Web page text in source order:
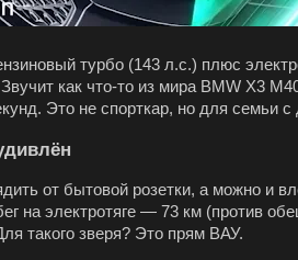
турбо (143 л.с.) плюс
как что-то из мира BMW X3
Это не спорткар, но для семьи
от бытовой розетки, а можно и
на электротяге — 73 км (против
такого зверя? Это прям ВАУ.